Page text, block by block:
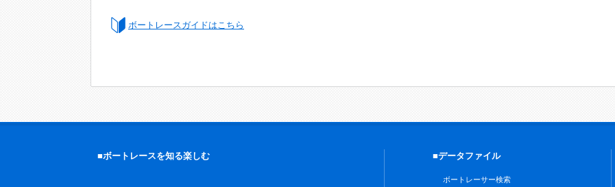
ボートレースガイドはこちら
■ボートレースを知る楽しむ ■データファイル
ボートレーサー検索